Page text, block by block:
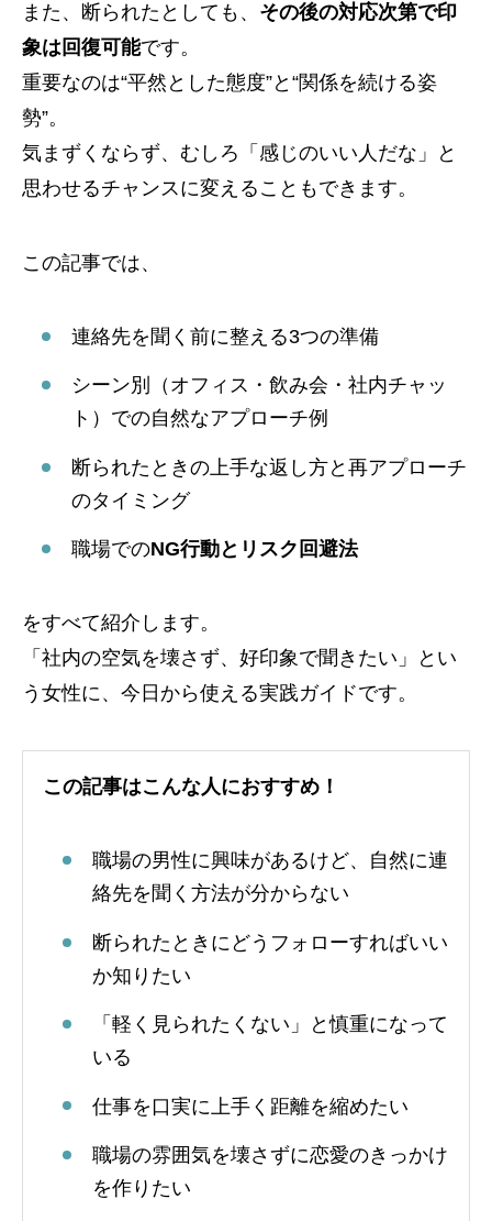
また、断られたとしても、 その後の対応次第で印
象は回復可能です。
重要なのは“平然とした態度”と“関係を続ける姿
勢”。
気まずくならず、むしろ「感じのいい人だな」と
思わせるチャンスに変えることもできます。
この記事では、
連絡先を聞く前に整える3つの準備
シーン別（オフィス・飲み会・社内チャッ
ト）での自然なアプローチ例
断られたときの上手な返し方と再アプローチ
のタイミング
職場でのNG行動とリスク回避法
をすべて紹介します。
「社内の空気を壊さず、好印象で聞きたい」とい
う女性に、今日から使える実践ガイドです。
この記事はこんな人におすすめ！
職場の男性に興味があるけど、自然に連
絡先を聞く方法が分からない
断られたときにどうフォローすればいい
か知りたい
「軽く見られたくない」と慎重になって
いる
仕事を口実に上手く距離を縮めたい
職場の雰囲気を壊さずに恋愛のきっかけ
を作りたい